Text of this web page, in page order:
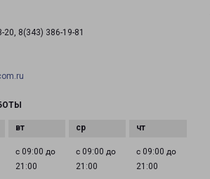
20, 8(343) 386-19-81
с 09:00 до
21:00
с 09:00 до
21:00
с 09:00 до
21:00